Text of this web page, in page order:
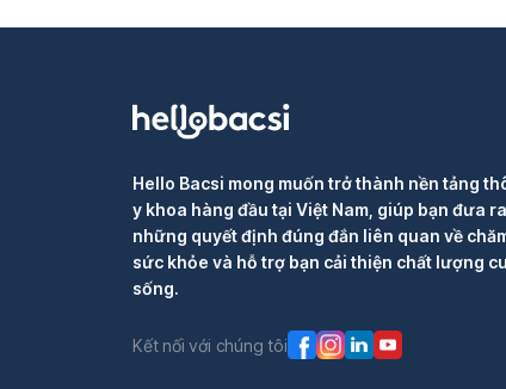
Hello Bacsi mong muốn trở thành nền tảng
y khoa hàng đầu tại Việt Nam, giúp bạn đưa ra
những quyết định đúng đắn liên quan về
sức khỏe và hỗ trợ bạn cải thiện chất lượng
sống.
Kết nối với chúng tôi